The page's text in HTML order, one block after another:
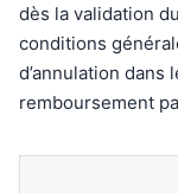
dès la validation
conditions
d’annulation dans
remboursement